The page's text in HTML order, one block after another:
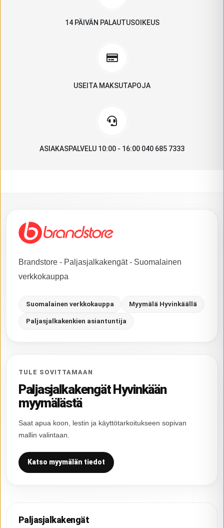
14 PÄIVÄN PALAUTUSOIKEUS
USEITA MAKSUTAPOJA
ASIAKASPALVELU 10:00 - 16:00 040 685 7333
Brandstore - Paljasjalkakengät - Suomalainen
verkkokauppa
Suomalainen verkkokauppa Myymälä Hyvinkäällä
Paljasjalkakenkien asiantuntija
TULE SOVITTAMAAN
Paljasjalkakengät Hyvinkään
myymälästä
Saat apua koon, lestin ja käyttötarkoitukseen sopivan
mallin valintaan.
Katso myymälän tiedot
Paljasjalkakengät